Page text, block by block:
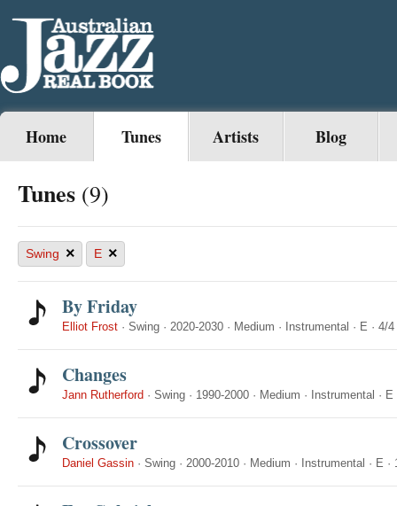
Home Tunes Artists Blog
Tunes (9)
Swing × E ×
By Friday
Elliot Frost · Swing · 2020-2030 · Medium · Instrumental · E · 4/4
Changes
Jann Rutherford · Swing · 1990-2000 · Medium · Instrumental · E
Crossover
Daniel Gassin · Swing · 2000-2010 · Medium · Instrumental · E ·